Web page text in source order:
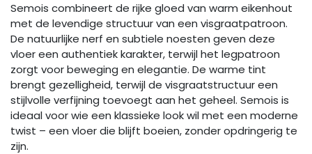
Semois combineert de rijke gloed van warm eikenhout
met de levendige structuur van een visgraatpatroon.
De natuurlijke nerf en subtiele noesten geven deze
vloer een authentiek karakter, terwijl het legpatroon
zorgt voor beweging en elegantie. De warme tint
brengt gezelligheid, terwijl de visgraatstructuur een
stijlvolle verfijning toevoegt aan het geheel. Semois is
ideaal voor wie een klassieke look wil met een moderne
twist – een vloer die blijft boeien, zonder opdringerig te
zijn.